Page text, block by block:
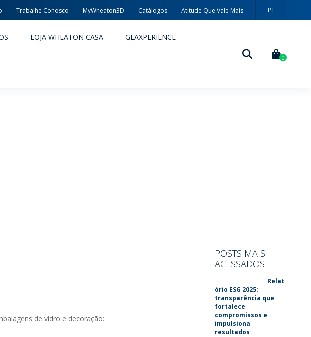
Trabalhe Conosco MyWheaton3D Catálogos Atitude Que Vale Mais
PT
LOJA WHEATON CASA GLAXPERIENCE
0
de vidro e decoração:
POSTS MAIS
ACESSADOS
Relat
ório ESG 2025:
transparência que
fortalece
compromissos e
impulsiona
resultados